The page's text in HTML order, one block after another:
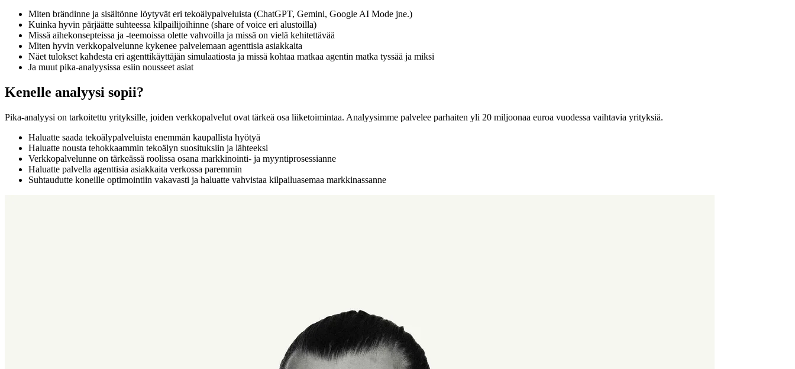
Miten brändinne ja sisältönne löytyvät eri tekoälypalveluista (ChatGPT, Gemini, Google AI Mode jne.)
Kuinka hyvin pärjäätte suhteessa kilpailijoihinne (share of voice eri alustoilla)
Missä aihekonsepteissa ja -teemoissa olette vahvoilla ja missä on vielä kehitettävää
Miten hyvin verkkopalvelunne kykenee palvelemaan agenttisia asiakkaita
Näet tulokset kahdesta eri agenttikäyttäjän simulaatiosta ja missä kohtaa matkaa agentin matka tyssää ja miksi
Ja muut pika-analyysissa esiin nousseet asiat
Kenelle analyysi sopii?
Pika-analyysi on tarkoitettu yrityksille, joiden verkkopalvelut ovat tärkeä osa liiketoimintaa. Analyysimme palvelee parhaiten yli 20 miljoonaa euroa vuodessa vaihtavia yrityksiä.
Haluatte saada tekoälypalveluista enemmän kaupallista hyötyä
Haluatte nousta tehokkaammin tekoälyn suosituksiin ja lähteeksi
Verkkopalvelunne on tärkeässä roolissa osana markkinointi- ja myyntiprosessianne
Haluatte palvella agenttisia asiakkaita verkossa paremmin
Suhtaudutte koneille optimointiin vakavasti ja haluatte vahvistaa kilpailuasemaa markkinassanne